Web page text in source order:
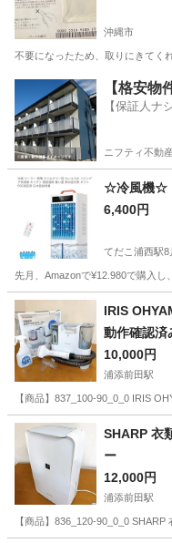
沖縄市
不要になったため、取りにきてく
沖縄市 テレビ
【格安物
【保証人ナ
ニフティ不動産
☆冷風機☆
6,400円
てだこ浦西駅8
先月、Amazonで¥12.980で購入
沖縄 宜野湾市 IRIS
動作確認済
10,000円
浦添前田駅
【商品】837_100-90_0_0 IRIS
沖縄 中頭郡 浦添前田駅
SHARP 衣
ー
12,000円
浦添前田駅
【商品】836_120-90_0_0